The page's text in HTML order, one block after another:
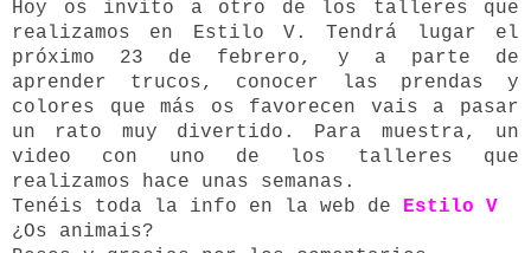
Hoy os invito a otro de los talleres que
realizamos en Estilo V. Tendrá lugar el
próximo 23 de febrero, y a parte de
aprender trucos, conocer las prendas y
colores que más os favorecen vais a pasar
un rato muy divertido. Para muestra, un
video con uno de los talleres que
realizamos hace unas semanas.
Tenéis toda la info en la web de Estilo V
¿Os animais?